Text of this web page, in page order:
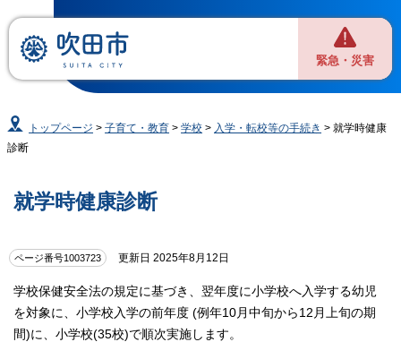
緊急・災害
トップページ >子育て・教育 >学校 > 入学・転校等の手続き > 就学時健康
診断
就学時健康診断
ページ番号1003723 更新日 2025年8月12日
学校保健安全法の規定に基づき、翌年度に小学校へ入学する幼児
を対象に、小学校入学の前年度 (例年10月中旬から12月上旬の期
間)に、小学校(35校)で順次実施します。